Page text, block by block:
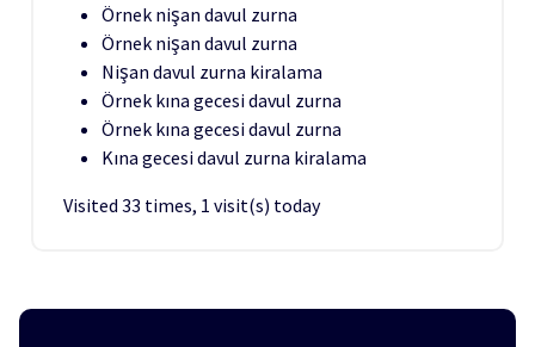
Örnek nişan davul zurna
Örnek nişan davul zurna
Nişan davul zurna kiralama
Örnek kına gecesi davul zurna
Örnek kına gecesi davul zurna
Kına gecesi davul zurna kiralama
Visited 33 times, 1 visit(s) today